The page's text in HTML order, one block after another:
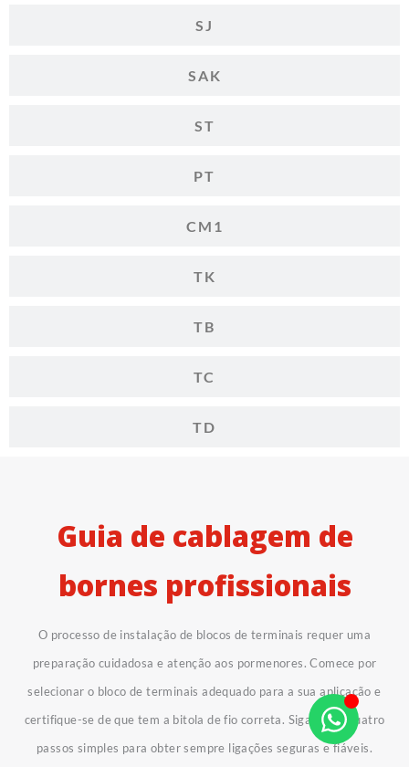
SJ
SAK
ST
PT
CM1
TK
TB
TC
TD
Guia de cablagem de
bornes profissionais
O processo de instalação de blocos de terminais requer uma
preparação cuidadosa e atenção aos pormenores. Comece por
selecionar o bloco de terminais adequado para a sua aplicação e
certifique-se de que tem a bitola de fio correta. Siga estes quatro
passos simples para obter sempre ligações seguras e fiáveis.